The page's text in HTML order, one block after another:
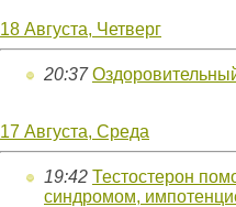
18 Августа, Четверг
20:37
17 Августа, Среда
19:42 Тестостерон
синдромом,